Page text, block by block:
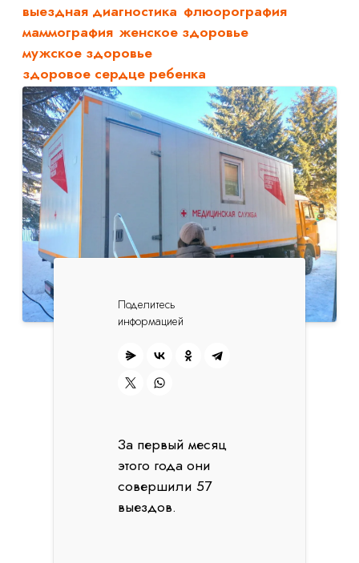
выездная диагностика флюорография
маммография женское здоровье
мужское здоровье
здоровое сердце ребенка
Поделитесь
информацией
За первый месяц
этого года они
совершили 57
выездов.